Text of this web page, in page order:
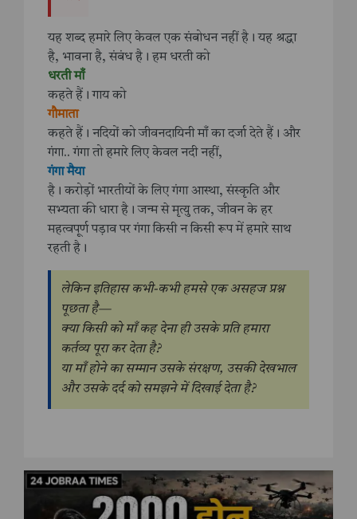
यह शब्द हमारे लिए केवल एक संबोधन नहीं है। यह श्रद्धा
है, भावना है, संबंध है। हम धरती को
धरती माँ
कहते हैं। गाय को
गौमाता
कहते हैं। नदियों को जीवनदायिनी माँ का दर्जा देते हैं। और
गंगा.. गंगा तो हमारे लिए केवल नदी नहीं,
गंगा मैया
है। करोड़ों भारतीयों के लिए गंगा आस्था, संस्कृति और
सभ्यता की धारा है। जन्म से मृत्यु तक, जीवन के हर
महत्वपूर्ण पड़ाव पर गंगा किसी न किसी रूप में हमारे साथ
रहती है।
लेकिन इतिहास कभी-कभी हमसे एक असहज प्रश्न
पूछता है—
क्या किसी को माँ कह देना ही उसके प्रति हमारा
कर्तव्य पूरा कर देता है?
या माँ होने का सम्मान उसके संरक्षण, उसकी देखभाल
और उसके दर्द को समझने में दिखाई देता है?